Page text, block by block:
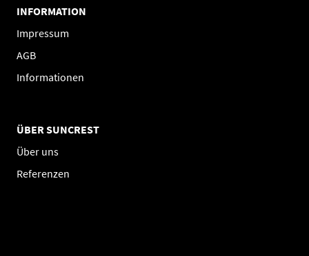
INFORMATION
Impressum
AGB
Informationen
ÜBER SUNCREST
Über uns
Referenzen